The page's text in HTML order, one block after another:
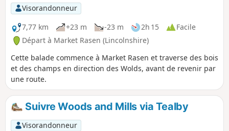
Visorandonneur
7,77 km
+23 m -23 m 2h 15
Facile
Départ à Market Rasen (Lincolnshire)
Cette balade commence à Market Rasen et traverse des bois
et des champs en direction des Wolds, avant de revenir par
une route.
Suivre Woods and Mills via Tealby
Visorandonneur